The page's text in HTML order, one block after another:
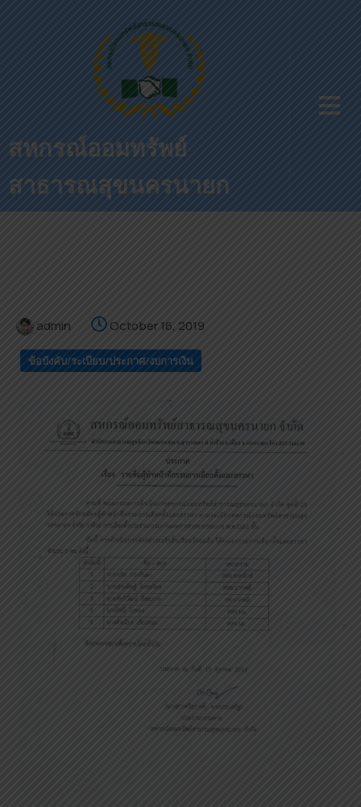
สหกรณ์ออมทรัพย์
สาธารณสุขนครนายก
admin October 16, 2019
ข้อบังคับ/ระเบียบ/ประกาศ/งบการเงิน